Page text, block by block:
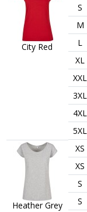
City Red
S
M
L
XL
XXL
3XL
4XL
5XL
Heather Grey
XS
XS
S
S